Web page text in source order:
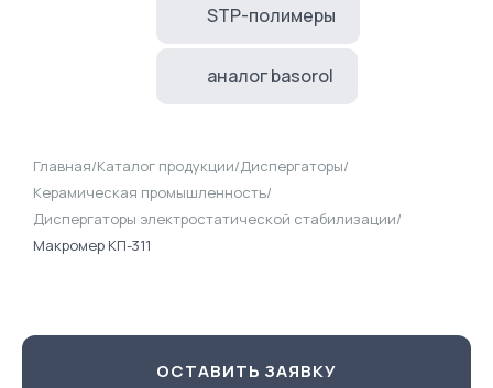
STP-полимеры
аналог basorol
Главная/Каталог продукции/Диспергаторы/
Керамическая промышленность/
Диспергаторы электростатической стабилизации/
Макромер КП-311
ОСТАВИТЬ ЗАЯВКУ